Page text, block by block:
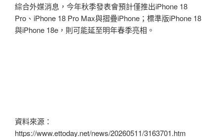
綜合外媒消息，今年秋季發表會預計僅推出iPhone 18
Pro、iPhone 18 Pro Max與摺疊iPhone；標準版iPhone 18
與iPhone 18e，則可能延至明年春季亮相。
資料來源：
https://www.ettoday.net/news/20260511/3163701.htm